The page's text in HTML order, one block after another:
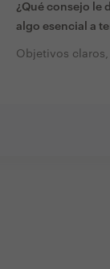
¿Qué consejo le
algo esencial a
Objetivos